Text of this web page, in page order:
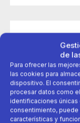
de
Para ofrecer las
las cookies para
dispositivo. El
procesar datos como
identificaciones únicas
consentimiento,
características y